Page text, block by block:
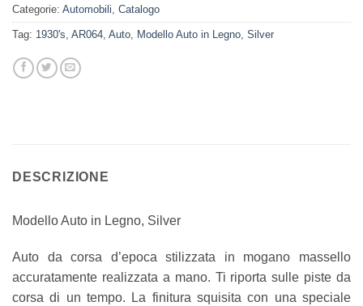
Categorie: Automobili, Catalogo
Tag: 1930's, AR064, Auto, Modello Auto in Legno, Silver
DESCRIZIONE
Modello Auto in Legno, Silver
Auto da corsa d’epoca stilizzata in mogano massello
accuratamente realizzata a mano. Ti riporta sulle piste da
corsa di un tempo. La finitura squisita con una speciale